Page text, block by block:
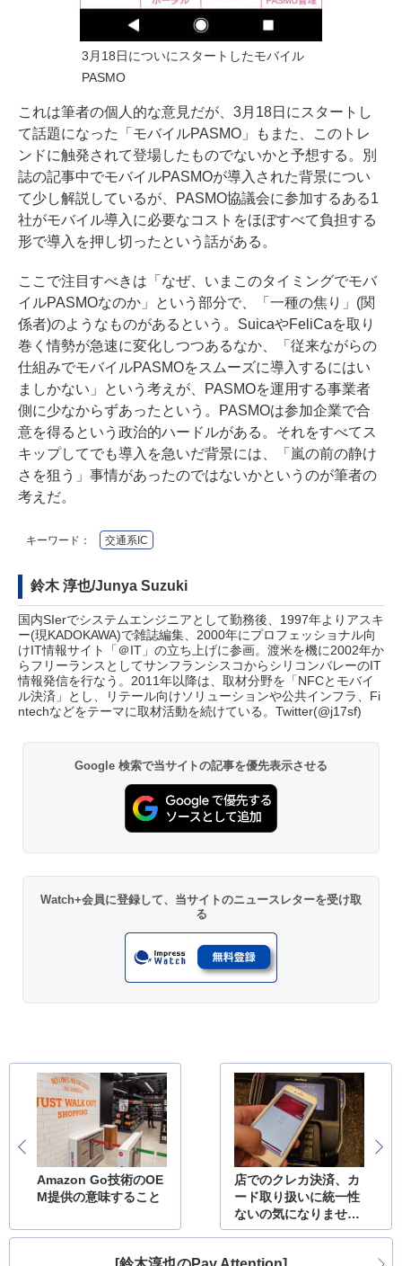
3月18日についにスタートしたモバイル
PASMO
これは筆者の個人的な意見だが、3月18日にスタートし
て話題になった「モバイルPASMO」もまた、このトレ
ンドに触発されて登場したものでないかと予想する。
別
誌の記事中でモバイルPASMOが導入された背景につい
て少し解説しているが、PASMO協議会に参加するある1
社がモバイル導入に必要なコストをほぼすべて負担する
形で導入を押し切ったという話がある。
ここで注目すべきは「なぜ、いまこのタイミングでモバ
イルPASMOなのか」という部分で、「一種の焦り」(関
係者)のようなものがあるという。SuicaやFeliCaを取り
巻く情勢が急速に変化しつつあるなか、「従来ながらの
仕組みでモバイルPASMOをスムーズに導入するにはい
ましかない」という考えが、PASMOを運用する事業者
側に少なからずあったという。PASMOは参加企業で合
意を得るという政治的ハードルがある。それをすべてス
キップしてでも導入を急いだ背景には、「嵐の前の静け
さを狙う」事情があったのではないかというのが筆者の
考えだ。
キーワード： 交通系IC
鈴木 淳也/Junya Suzuki
国内SIerでシステムエンジニアとして勤務後、1997年よりアスキ
ー(現KADOKAWA)で雑誌編集、2000年にプロフェッショナル向
けIT情報サイト「＠IT」の立ち上げに参画。渡米を機に2002年か
らフリーランスとしてサンフランシスコからシリコンバレーのIT
情報発信を行なう。2011年以降は、取材分野を「NFCとモバイ
ル決済」とし、リテール向けソリューションや公共インフラ、Fi
ntechなどをテーマに取材活動を続けている。Twitter(@j17sf)
Google 検索で当サイトの記事を優先表示させる
Watch+会員に登録して、当サイトのニュースレターを受け取
る
Amazon Go技術のOE
M提供の意味すること
店でのクレカ決済、カ
ード取り扱いに統一性
ないの気になりませ
ん?